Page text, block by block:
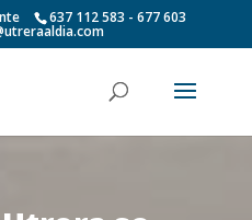
637 112 583 - 677 603